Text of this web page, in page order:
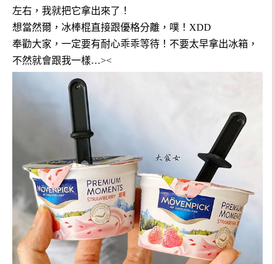
左右，我就把它拿出來了！
想當然爾，冰棒棍直接跟優格分離，噗！XDD
奉勸大家， 一定要有耐心乖乖等待！不要太早拿出冰箱，
不然就會跟我一樣…><